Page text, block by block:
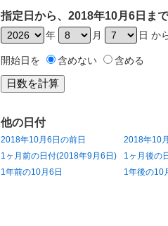
指定日から、2018年10月6日ま
年 月 日 か
開始日を 含めない 含める
他の日付
2018年10月6日の前日
2018年10
1ヶ月前の日付(2018年9月6日)
1ヶ月後の
1年前の10月6日
1年後の10